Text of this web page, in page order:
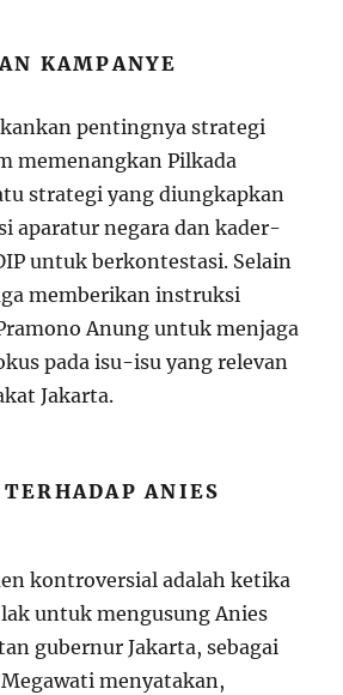
KAMPANYE
pentingnya strategi
memenangkan Pilkada
strategi yang diungkapkan
aparatur negara dan kader-
untuk berkontestasi. Selain
memberikan instruksi
Anung untuk menjaga
pada isu-isu yang relevan
Jakarta.
ANIES
kontroversial adalah ketika
untuk mengusung Anies
gubernur Jakarta, sebagai
menyatakan,